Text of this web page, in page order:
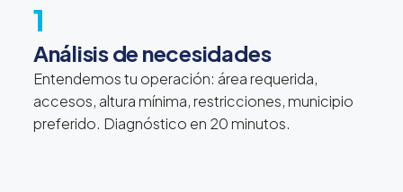
1
Análisis de necesidades
Entendemos tu operación: área requerida,
accesos, altura mínima, restricciones, municipio
preferido. Diagnóstico en 20 minutos.